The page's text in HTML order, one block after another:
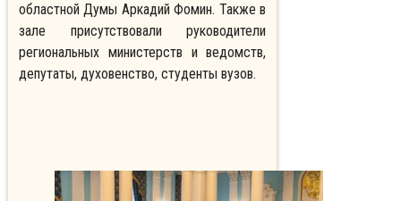
областной Думы Аркадий Фомин. Также в
зале присутствовали руководители
региональных министерств и ведомств,
депутаты, духовенство, студенты вузов.